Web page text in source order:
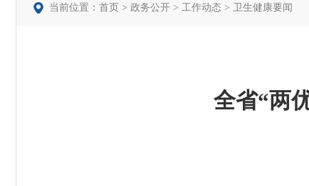
当前位置： 首页 > 政务公开 > 工作动态 > 卫生健康要闻
全省“两